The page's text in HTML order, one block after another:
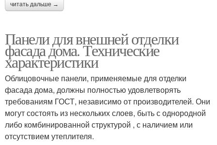
читать дальше →
Панели для внешней отделки
фасада дома. Технические
характеристики
Облицовочные панели, применяемые для отделки
фасада дома, должны полностью удовлетворять
требованиям ГОСТ, независимо от производителей. Они
могут состоять из нескольких слоев, быть с однородной
либо комбинированной структурой , с наличием или
отсутствием утеплителя.